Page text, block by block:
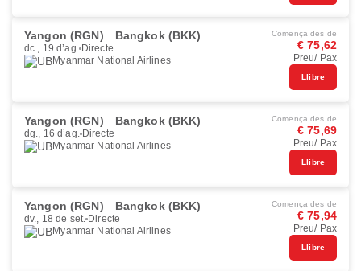
Yangon (RGN) Bangkok (BKK)
dc., 19 d’ag. Directe
Myanmar National Airlines
Comença des de
€ 75,62
Preu/ Pax
Llibre
Yangon (RGN) Bangkok (BKK)
dg., 16 d’ag. Directe
Myanmar National Airlines
Comença des de
€ 75,69
Preu/ Pax
Llibre
Yangon (RGN) Bangkok (BKK)
dv., 18 de set. Directe
Myanmar National Airlines
Comença des de
€ 75,94
Preu/ Pax
Llibre